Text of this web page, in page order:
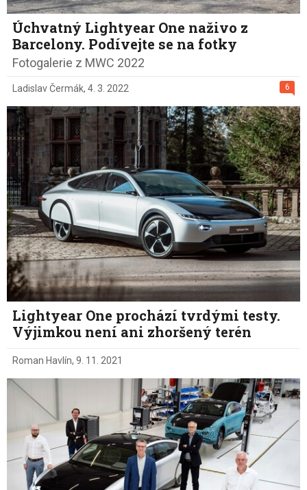
Úchvatný Lightyear One naživo z
Barcelony. Podívejte se na fotky
Fotogalerie z MWC 2022
6
Ladislav Čermák, 4. 3. 2022
Lightyear One prochází tvrdými testy.
Výjimkou není ani zhoršený terén
Roman Havlín, 9. 11. 2021